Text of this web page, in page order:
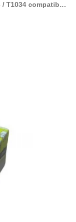
/ T1034 compatible